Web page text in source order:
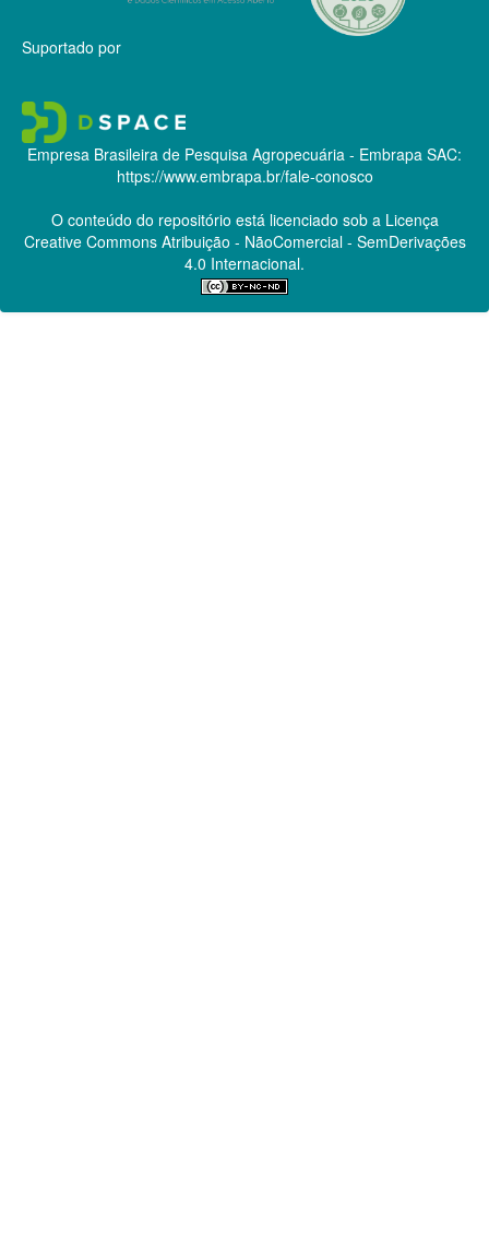
Suportado por
Empresa Brasileira de Pesquisa Agropecuária - Embrapa SAC:
https://www.embrapa.br/fale-conosco
O conteúdo do repositório está licenciado sob a Licença
Creative CommonsAtribuição - NãoComercial - SemDerivações
4.0 Internacional.